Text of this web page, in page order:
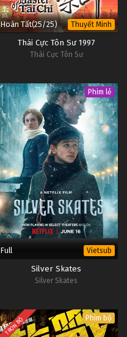
Hoàn Tất(25/25) Thuyết Minh
Thái Cực Tôn Sư 1997
Thái Cực Tôn Sư
Phim lẻ
Full Vietsub
Silver Skates
Silver Skates
TRỌN BỘ Phim bộ